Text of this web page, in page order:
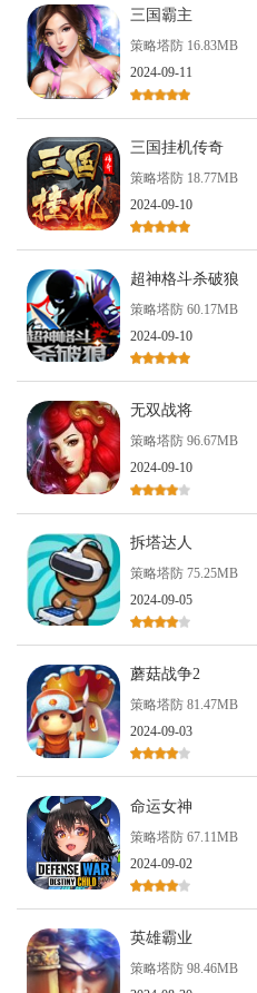
三国霸主
策略塔防 16.83MB
2024-09-11
三国挂机传奇
策略塔防 18.77MB
2024-09-10
超神格斗杀破狼
策略塔防 60.17MB
2024-09-10
无双战将
策略塔防 96.67MB
2024-09-10
拆塔达人
策略塔防 75.25MB
2024-09-05
蘑菇战争2
策略塔防 81.47MB
2024-09-03
命运女神
策略塔防 67.11MB
2024-09-02
英雄霸业
策略塔防 98.46MB